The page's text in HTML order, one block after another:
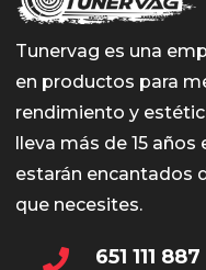
Tunervag es una
en productos para
rendimiento y
lleva más de 15
estarán encantados
que necesites.
651 111 887